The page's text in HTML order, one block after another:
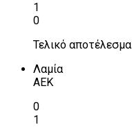
1
0
Τελικό αποτέλεσμα
Λαμία
ΑΕΚ
0
1